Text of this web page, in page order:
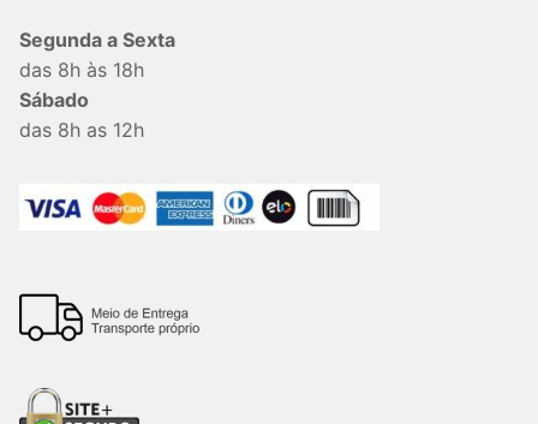
Segunda a Sexta
das 8h às 18h
Sábado
das 8h as 12h